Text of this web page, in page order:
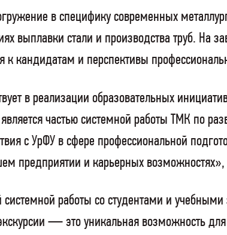
в специфику современных
выплавки стали и производства труб.
к кандидатам и перспективы
в реализации образовательных
частью системной работы ТМК по
с УрФУ в сфере профессиональной
предприятии и карьерных
работы со студентами и
— это уникальная возможность